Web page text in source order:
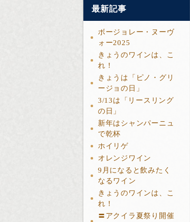
最新記事
ボージョレー・ヌーヴ
ォー2025
きょうのワインは、こ
れ！
きょうは「ピノ・グリ
ージョの日」
3/13は「リースリング
の日」
新年はシャンパーニュ
で乾杯
ホイリゲ
オレンジワイン
9月になると飲みたく
なるワイン
きょうのワインは、こ
れ！
〓アクイラ夏祭り開催